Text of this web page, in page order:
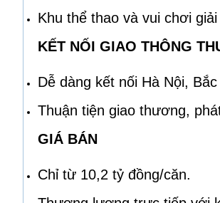
Khu thể thao và vui chơi
KẾT NỐI GIAO THÔNG
Dễ dàng kết nối Hà Nội,
Thuận tiện giao thương,
GIÁ BÁN
Chỉ từ 10,2 tỷ đồng/căn.